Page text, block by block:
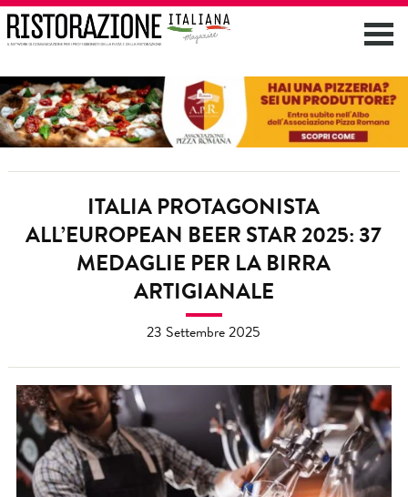
ITALIA PROTAGONISTA
ALL’EUROPEAN BEER STAR 2025: 37
MEDAGLIE PER LA BIRRA
ARTIGIANALE
23 Settembre 2025